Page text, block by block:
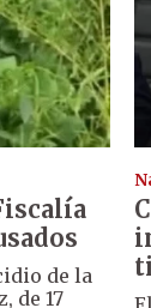
de la
de 17